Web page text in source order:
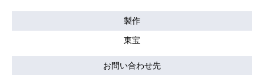
製作
東宝
お問い合わせ先